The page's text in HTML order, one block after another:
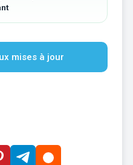
mises à jour